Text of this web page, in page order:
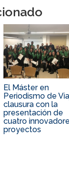
El Máster en
Periodismo de
clausura con la
presentación de
cuatro
proyectos